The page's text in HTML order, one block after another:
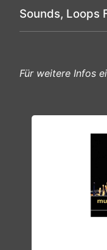
Sounds, Loops
Für weitere Infos